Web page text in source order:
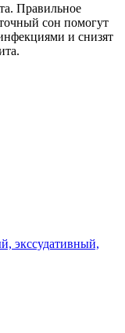
Правильное
сон помогут
и снизят
экссудативный,